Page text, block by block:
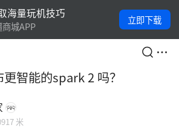
海量玩机技巧
城APP
立即下载
智能的spark 2 吗？
米